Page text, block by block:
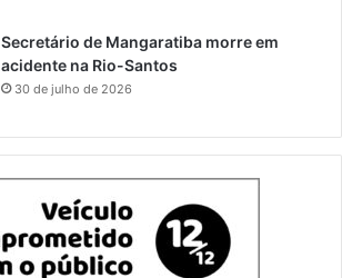
Secretário de Mangaratiba morre em
acidente na Rio-Santos
30 de julho de 2026